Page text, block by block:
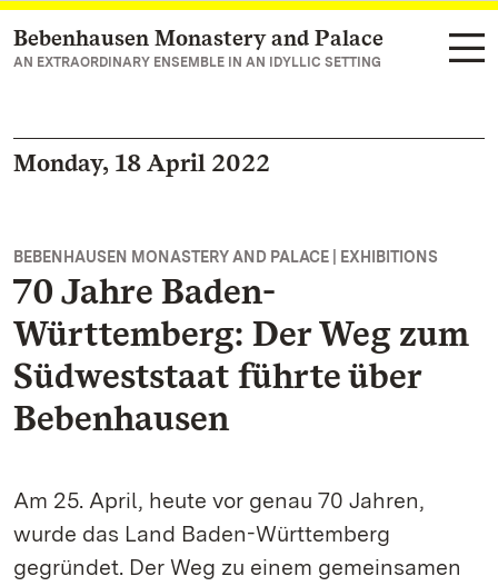
Navigate to main page
Bebenhausen Monastery and Palace
AN EXTRAORDINARY ENSEMBLE IN AN IDYLLIC SETTING
Monday, 18 April 2022
BEBENHAUSEN MONASTERY AND PALACE | EXHIBITIONS
70 Jahre Baden-
Württemberg: Der Weg zum
Südweststaat führte über
Bebenhausen
Am 25. April, heute vor genau 70 Jahren,
wurde das Land Baden-Württemberg
gegründet. Der Weg zu einem gemeinsamen